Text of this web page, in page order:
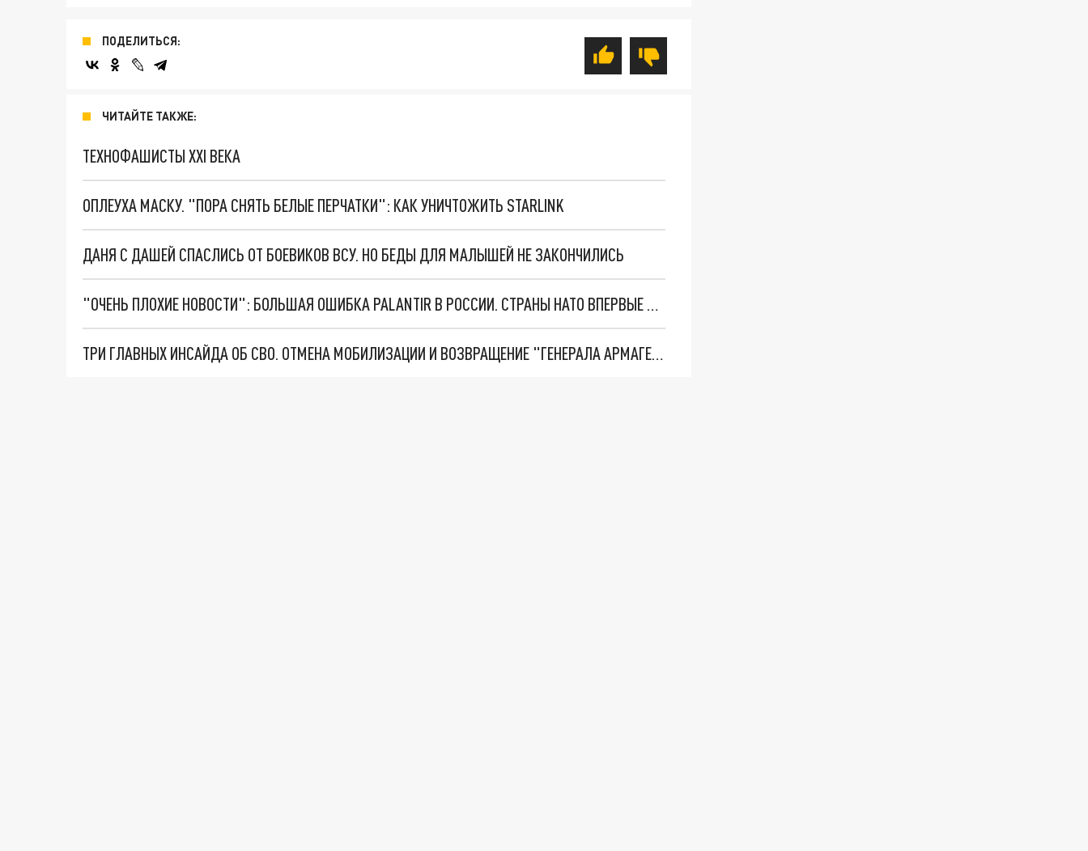
ПОДЕЛИТЬСЯ:
ЧИТАЙТЕ ТАКЖЕ:
ТЕХНОФАШИСТЫ XXI ВЕКА
ОПЛЕУХА МАСКУ. "ПОРА СНЯТЬ БЕЛЫЕ ПЕРЧАТКИ": КАК УНИЧТОЖИТЬ STARLINK
ДАНЯ С ДАШЕЙ СПАСЛИСЬ ОТ БОЕВИКОВ ВСУ. НО БЕДЫ ДЛЯ МАЛЫШЕЙ НЕ ЗАКОНЧИЛИСЬ
"ОЧЕНЬ ПЛОХИЕ НОВОСТИ": БОЛЬШАЯ ОШИБКА PALANTIR В РОССИИ. СТРАНЫ НАТО ВПЕРВЫЕ ЗА СВО ОСТАНОВИЛИ ПОСТАВКИ ОРУЖИЯ. ВСУ ТЕРЯЮТ ПРИГРАНИЧЬЕ?
ТРИ ГЛАВНЫХ ИНСАЙДА ОБ СВО. ОТМЕНА МОБИЛИЗАЦИИ И ВОЗВРАЩЕНИЕ "ГЕНЕРАЛА АРМАГЕДДОНА"? ОТЛИЧНЫЕ НОВОСТИ, КОТОРЫЕ ЖДАЛИ ВСЕ